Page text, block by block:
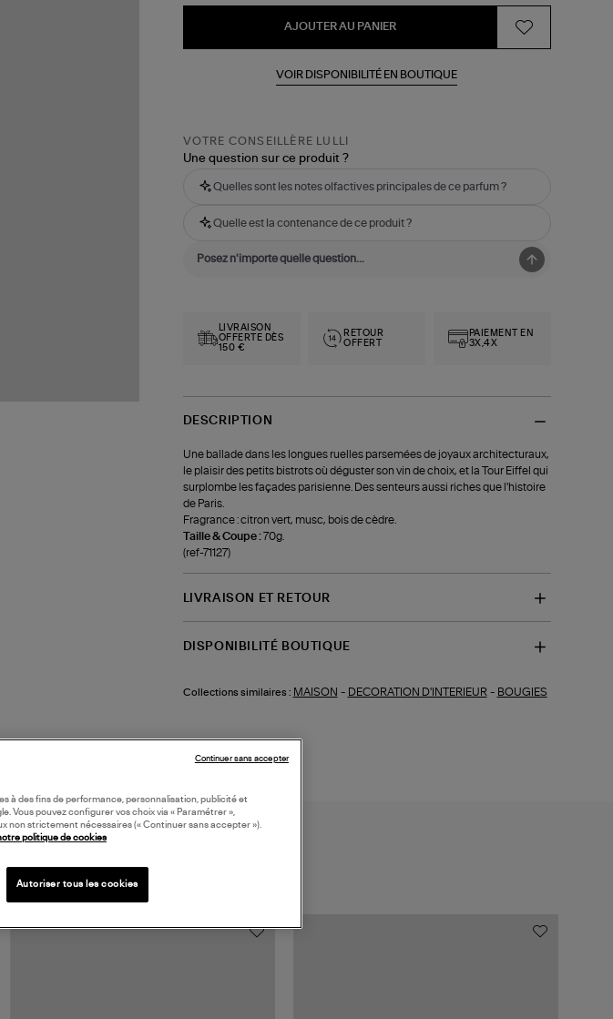
AJOUTER AU PANIER
VOIR DISPONIBILITÉ EN BOUTIQUE
VOTRE CONSEILLÈRE LULLI
Une question sur ce produit ?
Quelles sont les notes olfactives principales de ce parfum ?
Quelle est la contenance de ce produit ?
LIVRAISON
OFFERTE DÈS
150 €
RETOUR
OFFERT
PAIEMENT EN
3X,4X
DESCRIPTION
Une ballade dans les longues ruelles parsemées de joyaux architecturaux,
le plaisir des petits bistrots où déguster son vin de choix, et la Tour Eiffel qui
surplombe les façades parisienne. Des senteurs aussi riches que l'histoire
de Paris.
Fragrance : citron vert, musc, bois de cèdre.
Taille & Coupe :70g.
(ref-71127)
LIVRAISON ET RETOUR
DISPONIBILITÉ BOUTIQUE
Collections similaires : MAISON - DECORATION D'INTERIEUR - BOUGIES
à des fins de performance, personnalisation, publicité et
Vous pouvez configurer vos choix via « Paramétrer »,
non strictement nécessaires (« Continuer sans accepter »).
politique de cookies
Autoriser tous les cookies
Continuer sans accepter